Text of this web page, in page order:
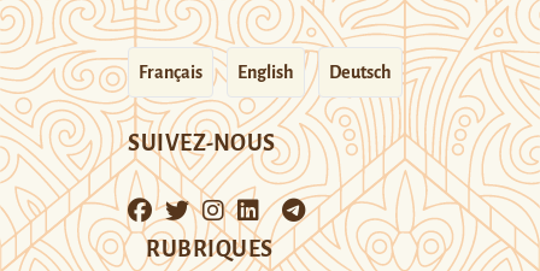
Français English Deutsch
SUIVEZ-NOUS
RUBRIQUES